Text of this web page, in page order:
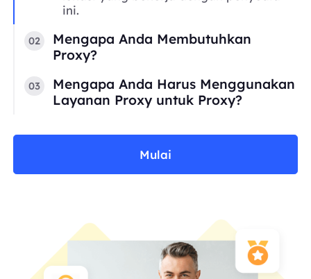
ini.
02
Mengapa Anda Membutuhkan
Proxy?
03
Mengapa Anda Harus Menggunakan
Layanan Proxy untuk Proxy?
Mulai